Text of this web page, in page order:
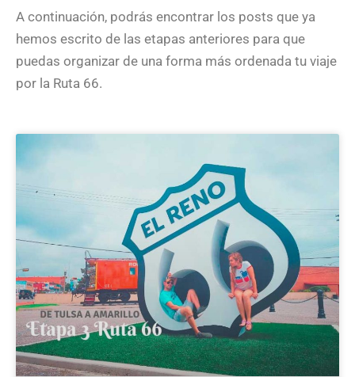
A continuación, podrás encontrar los posts que ya
hemos escrito de las etapas anteriores para que
puedas organizar de una forma más ordenada tu viaje
por la Ruta 66.